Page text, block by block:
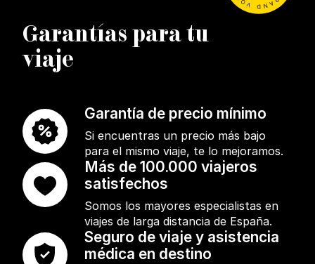
Garantías para tu
viaje
Garantía de precio mínimo
Si encuentras un precio más bajo
para el mismo viaje, te lo mejoramos.
Más de 100.000 viajeros
satisfechos
Somos los mayores especialistas en
viajes de larga distancia de España.
Seguro de viaje y asistencia
médica en destino